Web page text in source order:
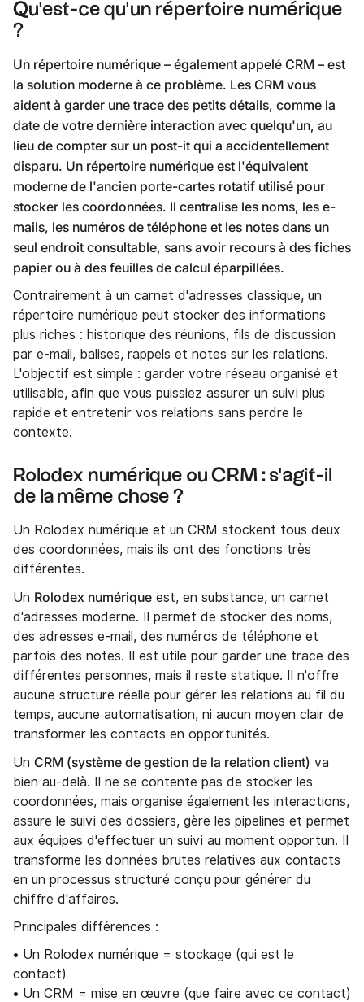
Qu'est-ce qu'un répertoire numérique
?
Un répertoire numérique – également appelé CRM – est
la solution moderne à ce problème. Les CRM vous
aident à garder une trace des petits détails, comme la
date de votre dernière interaction avec quelqu'un, au
lieu de compter sur un post-it qui a accidentellement
disparu. Un répertoire numérique est l'équivalent
moderne de l'ancien porte-cartes rotatif utilisé pour
stocker les coordonnées. Il centralise les noms, les e-
mails, les numéros de téléphone et les notes dans un
seul endroit consultable, sans avoir recours à des fiches
papier ou à des feuilles de calcul éparpillées.
Contrairement à un carnet d'adresses classique, un
répertoire numérique peut stocker des informations
plus riches : historique des réunions, fils de discussion
par e-mail, balises, rappels et notes sur les relations.
L'objectif est simple : garder votre réseau organisé et
utilisable, afin que vous puissiez assurer un suivi plus
rapide et entretenir vos relations sans perdre le
contexte.
Rolodex numérique ou CRM : s'agit-il
de la même chose ?
Un Rolodex numérique et un CRM stockent tous deux
des coordonnées, mais ils ont des fonctions très
différentes.
Un Rolodex numérique est, en substance, un carnet
d'adresses moderne. Il permet de stocker des noms,
des adresses e-mail, des numéros de téléphone et
parfois des notes. Il est utile pour garder une trace des
différentes personnes, mais il reste statique. Il n'offre
aucune structure réelle pour gérer les relations au fil du
temps, aucune automatisation, ni aucun moyen clair de
transformer les contacts en opportunités.
Un CRM (système de gestion de la relation client) va
bien au-delà. Il ne se contente pas de stocker les
coordonnées, mais organise également les interactions,
assure le suivi des dossiers, gère les pipelines et permet
aux équipes d'effectuer un suivi au moment opportun. Il
transforme les données brutes relatives aux contacts
en un processus structuré conçu pour générer du
chiffre d'affaires.
Principales différences :
• Un Rolodex numérique = stockage (qui est le
contact)
• Un CRM = mise en œuvre (que faire avec ce contact)